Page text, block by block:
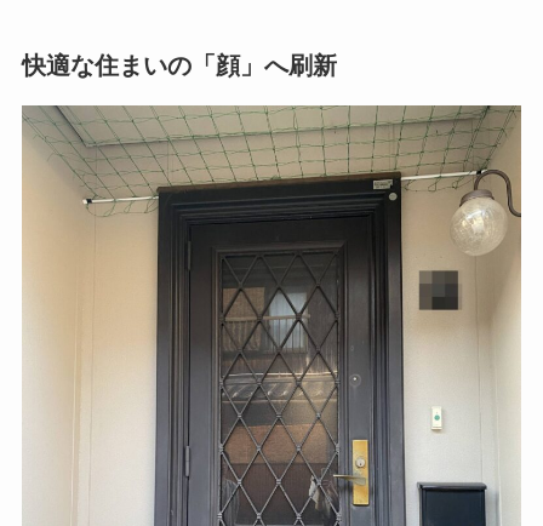
快適な住まいの「顔」へ刷新